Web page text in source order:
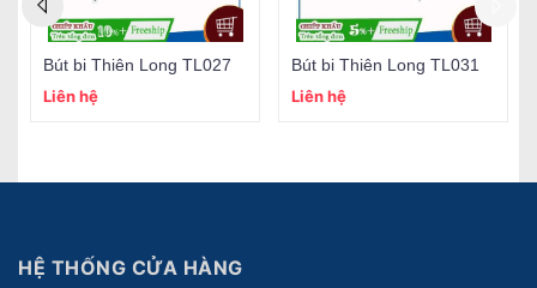
Bút bi Thiên Long TL027
Liên hệ
Bút bi Thiên Long TL031
Liên hệ
HỆ THỐNG CỬA HÀNG